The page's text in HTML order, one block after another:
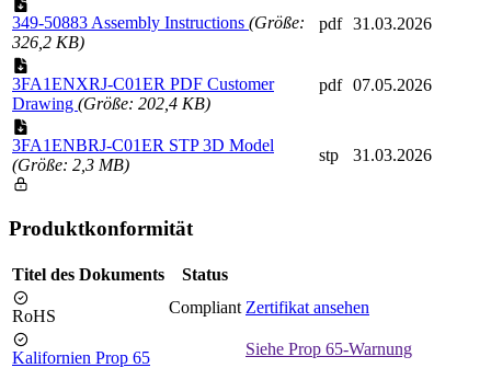
349-50883 Assembly Instructions (Größe:
326,2 KB)
pdf 31.03.2026
3FA1ENXRJ-C01ER PDF Customer
Drawing (Größe: 202,4 KB)
pdf 07.05.2026
3FA1ENBRJ-C01ER STP 3D Model
(Größe: 2,3 MB)
stp 31.03.2026
Produktkonformität
Titel des Dokuments Status
RoHS Compliant Zertifikat ansehen
Kalifornien Prop 65
Siehe Prop 65-Warnung